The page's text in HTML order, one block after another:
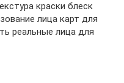
краски блеск
лица карт для
реальные лица для